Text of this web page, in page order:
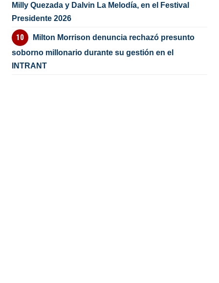
Milly Quezada y Dalvin La Melodía, en el Festival
Presidente 2026
Milton Morrison denuncia rechazó presunto
soborno millonario durante su gestión en el
INTRANT